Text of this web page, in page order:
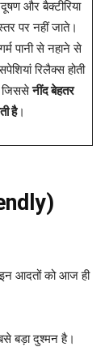
और बैक्टीरिया
पर नहीं जाते।
पानी से नहाने से
रिलैक्स होती
जिससेनींद बेहतर
है।
आदतों को आज ही
बड़ा दुश्मन है।